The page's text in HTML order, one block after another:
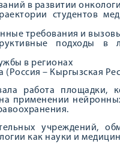
в развитии
студентов
требования и
подходы в
в регионах
– Кыргызская
работа площадки,
применении
учреждений,
как науки и